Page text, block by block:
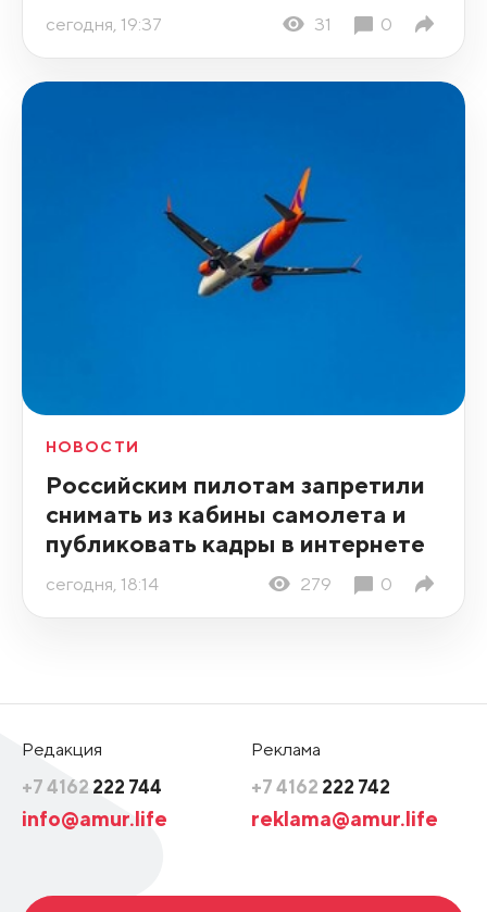
сегодня, 19:37 31 0
НОВОСТИ
Российским пилотам запретили
снимать из кабины самолета и
публиковать кадры в интернете
сегодня, 18:14 279 0
Редакция
+7 4162 222 744
info@amur.life
Реклама
+7 4162 222 742
reklama@amur.life